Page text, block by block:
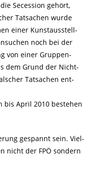
Secession gehört,
Tatsachen wurde
einer Kunstausstell-
noch bei der
von einer Gruppen-
dem Grund der Nicht-
Tatsachen ent-
bis April 2010 bestehen
gespannt sein. Viel-
nicht der FPÖ sondern